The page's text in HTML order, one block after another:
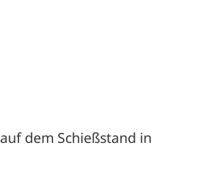
dem Schießstand in